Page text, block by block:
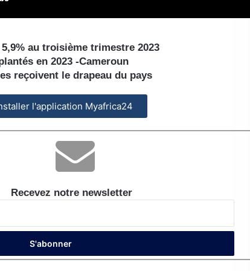
au troisième trimestre 2023
en 2023 -Cameroun
reçoivent le drapeau du pays
l'application Myafrica24
Recevez notre newsletter